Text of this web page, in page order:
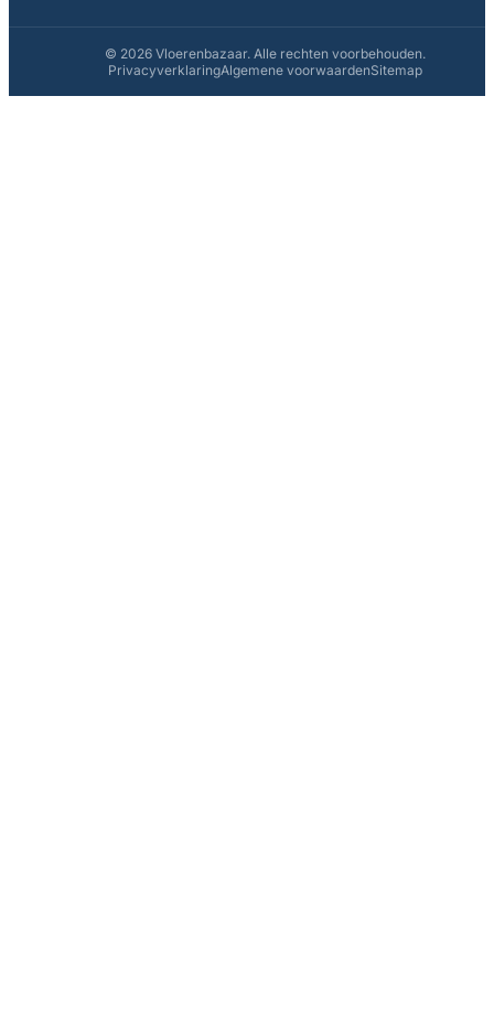
© 2026 Vloerenbazaar. Alle rechten voorbehouden.
PrivacyverklaringAlgemene voorwaardenSitemap